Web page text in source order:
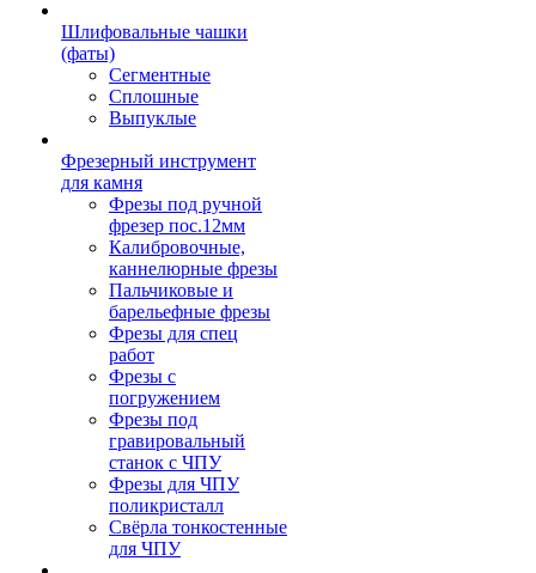
Шлифовальные чашки
(фаты)
Сегментные
Сплошные
Выпуклые
Фрезерный инструмент
для камня
Фрезы под ручной
фрезер пос.12мм
Калибровочные,
каннелюрные фрезы
Пальчиковые и
барельефные фрезы
Фрезы для спец
работ
Фрезы с
погружением
Фрезы под
гравировальный
станок с ЧПУ
Фрезы для ЧПУ
поликристалл
Свёрла тонкостенные
для ЧПУ